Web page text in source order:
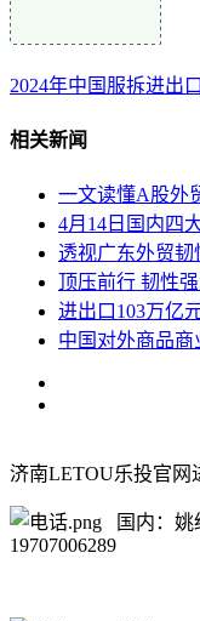
2024年中国服拆进出
相关新闻
一文读懂A股外
4月14日国内四
透视广东外贸
顶压前行 韧性
进出口103万亿
中国对外商品商
济南LETOU乐投官网
国内：姚
19707006289